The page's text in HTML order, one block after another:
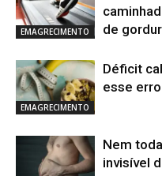
EMAGRECIMENTO
de
EMAGRECIMENTO
Déficit
esse
Nem
invisível